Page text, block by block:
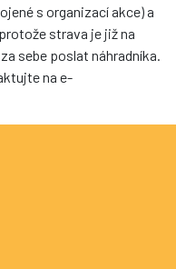
s organizací akce) a
strava je již na
sebe poslat náhradníka.
na e-